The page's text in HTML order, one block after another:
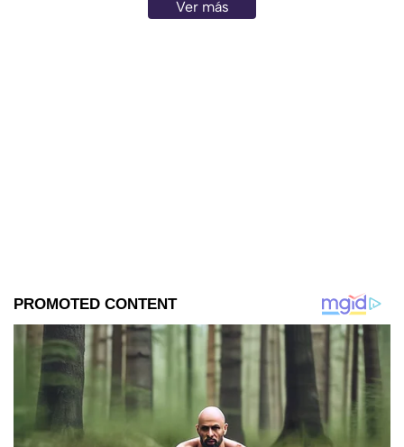
Ver más